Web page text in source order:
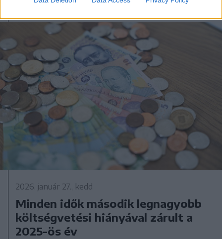
2026. január 27., kedd
Minden idők második legnagyobb
költségvetési hiányával zárult a
2025-ös év